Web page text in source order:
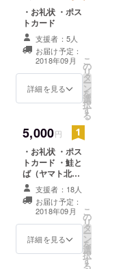
・お礼状 ・ポス
トカード
支援者：5人
お届け予定：
2018年09月
詳細を見る
こ
の
リ
タ
ー
ン
を
選
択
す
る
5,000円
・お礼状 ・ポス
トカード ・鮭と
ば（ヤマト北栄
水産）支援者：18人
お届け予定：
2018年09月
詳細を見る
こ
の
リ
タ
ー
ン
を
選
択
す
る